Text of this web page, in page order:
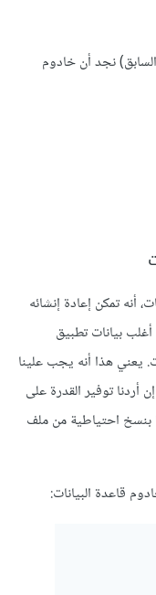
نجد أن خادوم
أنه تمكن إعادة إنشائه
بيانات تطبيق
يعني هذا أنه يجب علينا
أردنا توفير القدرة على
بنسخ احتياطية من ملف
قاعدة البيانات: